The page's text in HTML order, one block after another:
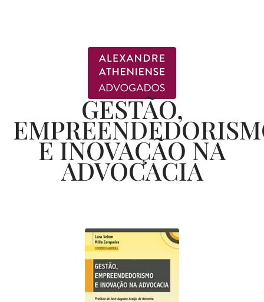
GESTÃO,
E INOVAÇÃO NA
ADVOCACIA